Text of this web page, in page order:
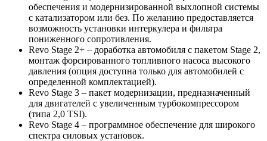
обеспечения и модернизированной выхлопной системы
с катализатором или без. По желанию предоставляется
возможность установки интеркулера и фильтра
пониженного сопротивления.
Revo Stage 2+ – доработка автомобиля с пакетом Stage 2,
монтаж форсированного топливного насоса высокого
давления (опция доступна только для автомобилей с
определенной комплектацией).
Revo Stage 3 – пакет модернизации, предназначенный
для двигателей с увеличенным турбокомпрессором
(типа 2,0 TSI).
Revo Stage 4 – программное обеспечение для широкого
спектра силовых установок.